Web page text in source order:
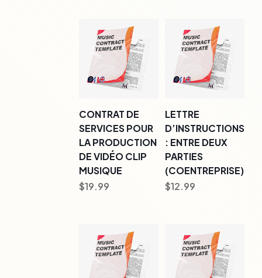
CONTRAT DE
SERVICES POUR
LA PRODUCTION
DE VIDÉO CLIP
MUSIQUE
$19.99
LETTRE
D’INSTRUCTIONS
: ENTRE DEUX
PARTIES
(COENTREPRISE)
$12.99